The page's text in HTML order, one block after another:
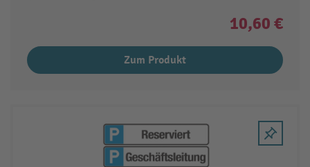
10,60 €
Zum Produkt